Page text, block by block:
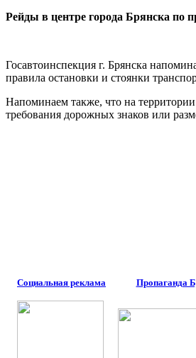
Рейды в центре города Брянска по
Госавтоинспекция г. Брянска
правила остановки и стоянки
Напоминаем также, что на
требования дорожных знаков или
Социальная реклама Пропаганда